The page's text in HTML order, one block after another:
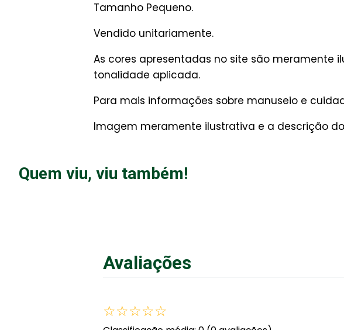
Tamanho Pequeno.
Vendido unitariamente.
As cores apresentadas no site são meramente
tonalidade aplicada.
Para mais informações sobre manuseio e
Imagem meramente ilustrativa e a descrição
Quem viu, viu também!
Avaliações
☆☆☆☆☆